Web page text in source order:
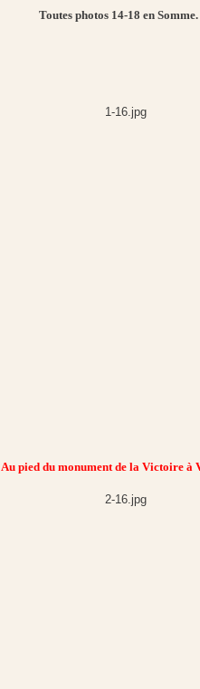
Toutes photos 14-18 en Somme.
Au pied du monument de la Victoire à